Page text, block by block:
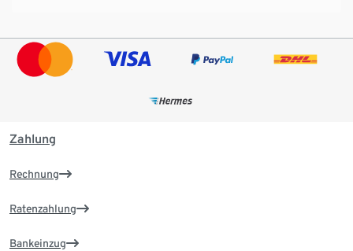
Zahlung
Rechnung
Ratenzahlung
Bankeinzug